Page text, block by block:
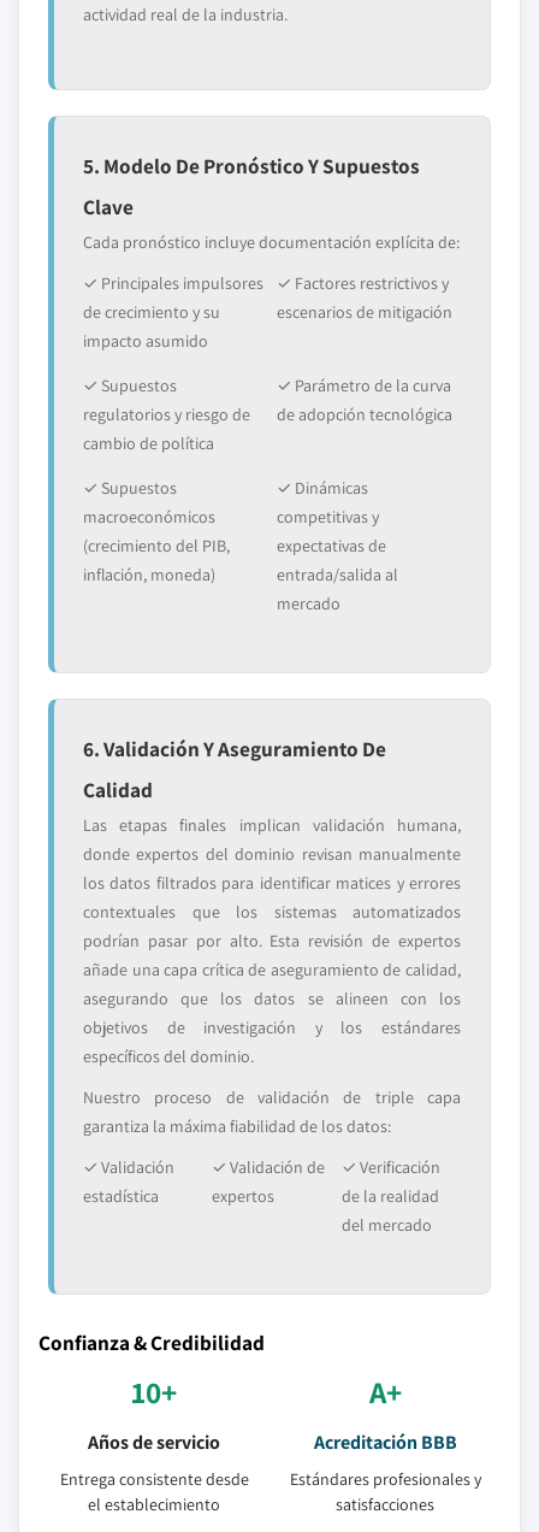
actividad real de la industria.
5. Modelo De Pronóstico Y Supuestos
Clave
Cada pronóstico incluye documentación explícita de:
✓ Principales impulsores
de crecimiento y su
impacto asumido
✓ Factores restrictivos y
escenarios de mitigación
✓ Supuestos
regulatorios y riesgo de
cambio de política
✓ Parámetro de la curva
de adopción tecnológica
✓ Supuestos
macroeconómicos
(crecimiento del PIB,
inflación, moneda)
✓ Dinámicas
competitivas y
expectativas de
entrada/salida al
mercado
6. Validación Y Aseguramiento De
Calidad
Las etapas finales implican validación humana,
donde expertos del dominio revisan manualmente
los datos filtrados para identificar matices y errores
contextuales que los sistemas automatizados
podrían pasar por alto. Esta revisión de expertos
añade una capa crítica de aseguramiento de calidad,
asegurando que los datos se alineen con los
objetivos de investigación y los estándares
específicos del dominio.
Nuestro proceso de validación de triple capa
garantiza la máxima fiabilidad de los datos:
✓ Validación
estadística
✓ Validación de
expertos
✓ Verificación
de la realidad
del mercado
Confianza & Credibilidad
10+
Años de servicio
Entrega consistente desde
el establecimiento
A+
Acreditación BBB
Estándares profesionales y
satisfacciones